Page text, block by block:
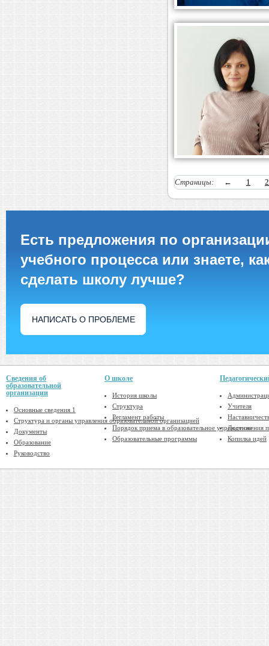
Страницы: ← 1 2
Есть предложения по
учебного процесса или знаете,
сделать школу лучше?
НАПИСАТЬ О ПРОБЛЕМЕ
Сведения об
образовательной
организации
Основные сведения 1
Структура и органы управления образовательной организацией
Документы
Образование
Руководство
О школе
История школы
Структура
Регламент работы
Порядок приема в образовательное учреждение
Образовательные программы
Учителя
Достижения
Копилка идей